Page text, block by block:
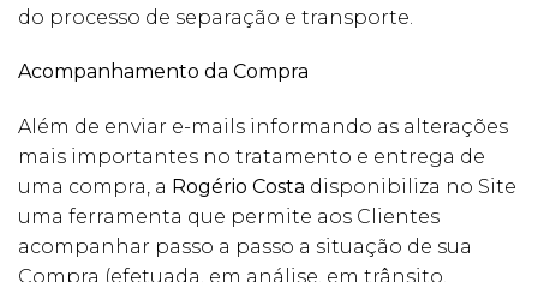
do processo de separação e transporte.
Acompanhamento da Compra
Além de enviar e-mails informando as alterações
mais importantes no tratamento e entrega de
uma compra, a Rogério Costa disponibiliza no Site
uma ferramenta que permite aos Clientes
acompanhar passo a passo a situação de sua
Compra (efetuada, em análise, em trânsito,